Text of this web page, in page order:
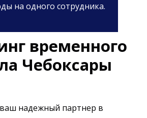
на одного сотрудника.
надежный партнер в
временного
Чебоксары